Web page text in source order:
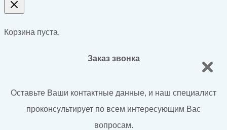
Корзина пуста.
Заказ звонка
Оставьте Ваши контактные данные, и наш специалист
проконсультирует по всем интересующим Вас
вопросам.